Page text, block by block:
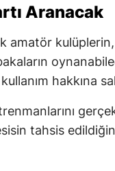
Aranacak
amatör
hakkına
tahsis